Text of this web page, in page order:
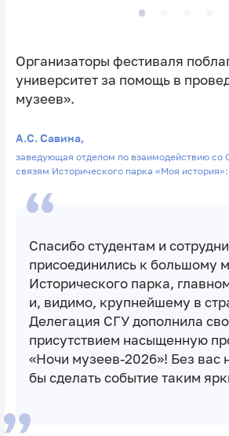
Организаторы фестиваля
университет за помощь в
музеев».
А.С. Савина,
заведующая отделом по взаимодействию
связям Исторического парка «Моя история»:
Спасибо студентам и
присоединились к большому
Исторического парка,
и, видимо, крупнейшему в
Делегация СГУ дополнила
присутствием насыщенную
«Ночи музеев-2026»! Без вас
бы сделать событие таким